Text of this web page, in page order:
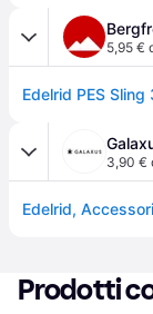
5,95 €
3,90 €
Edelrid,
Prodotti